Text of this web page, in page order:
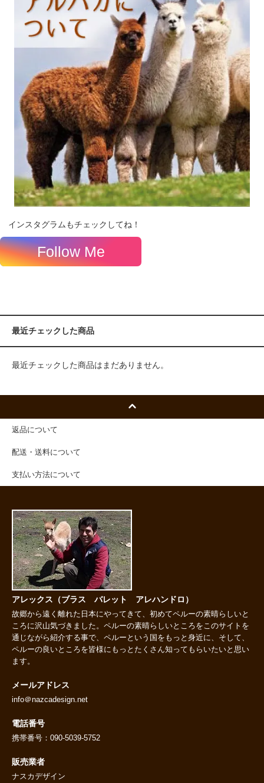
インスタグラムもチェックしてね！
Follow Me
最近チェックした商品
最近チェックした商品はまだありません。
返品について
配送・送料について
支払い方法について
アレックス（ブラス バレット アレハンドロ）
故郷から遠く離れた日本にやってきて、初めてペルーの素晴らしいと
ころに沢山気づきました。ペルーの素晴らしいところをこのサイトを
通じながら紹介する事で、ペルーという国をもっと身近に、そして、
ペルーの良いところを皆様にもっとたくさん知ってもらいたいと思い
ます。
メールアドレス
info＠nazcadesign.net
電話番号
携帯番号：090-5039-5752
販売業者
ナスカデザイン